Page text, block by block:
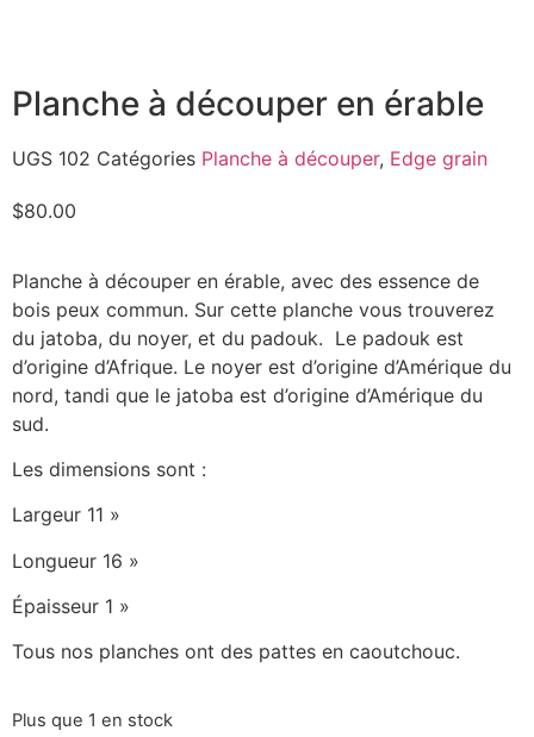
Planche à découper en érable
UGS 102 Catégories Planche à découper, Edge grain
$80.00
Planche à découper en érable, avec des essence de
bois peux commun. Sur cette planche vous trouverez
du jatoba, du noyer, et du padouk. Le padouk est
d’origine d’Afrique. Le noyer est d’origine d’Amérique du
nord, tandi que le jatoba est d’origine d’Amérique du
sud.
Les dimensions sont :
Largeur 11 »
Longueur 16 »
Épaisseur 1 »
Tous nos planches ont des pattes en caoutchouc.
Plus que 1 en stock